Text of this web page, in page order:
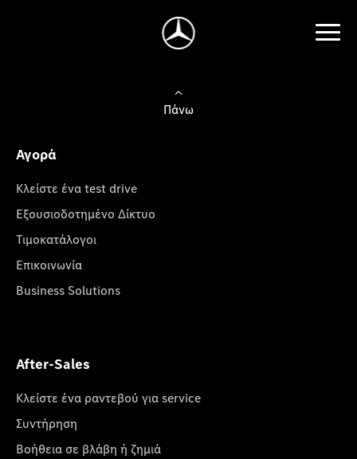
Πάνω
Αγορά
Κλείστε ένα test drive
Εξουσιοδοτημένο Δίκτυο
Τιμοκατάλογοι
Επικοινωνία
Business Solutions
After-Sales
Κλείστε ένα ραντεβού για service
Συντήρηση
Βοήθεια σε βλάβη ή ζημιά